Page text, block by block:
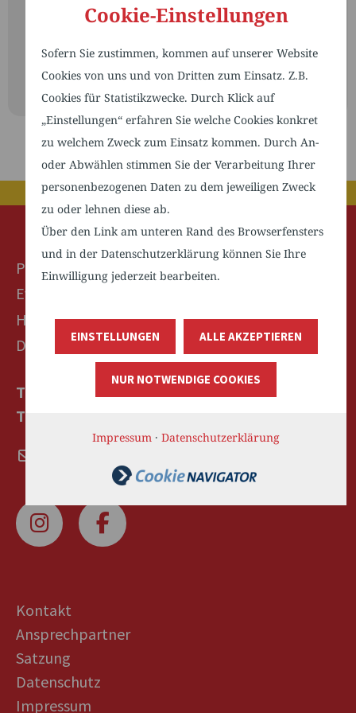
Cookie-Einstellungen
Sofern Sie zustimmen, kommen auf unserer Website
Cookies von uns und von Dritten zum Einsatz. Z.B.
Cookies für Statistikzwecke. Durch Klick auf
„Einstellungen“ erfahren Sie welche Cookies konkret
zu welchem Zweck zum Einsatz kommen. Durch An-
oder Abwählen stimmen Sie der Verarbeitung Ihrer
personenbezogenen Daten zu dem jeweiligen Zweck
zu oder lehnen diese ab.
Über den Link am unteren Rand des Browserfensters
und in der Datenschutzerklärung können Sie Ihre
Einwilligung jederzeit bearbeiten.
EINSTELLUNGEN ALLE AKZEPTIEREN
NUR NOTWENDIGE COOKIES
Impressum · Datenschutzerklärung
NO EVENTS
Pflegebündnis TechnologieRegion Karlsruhe e.V.
Ev. Stadtmission Karlsruhe Sozialstation gGmbH
Herrenalberstraße 45
D-76199 Karlsruhe
TELEFON: +49 (0)721 988430-0
TELEFAX: +49 (0)721 988430-24
Kontakt
Ansprechpartner
Satzung
Datenschutz
Impressum